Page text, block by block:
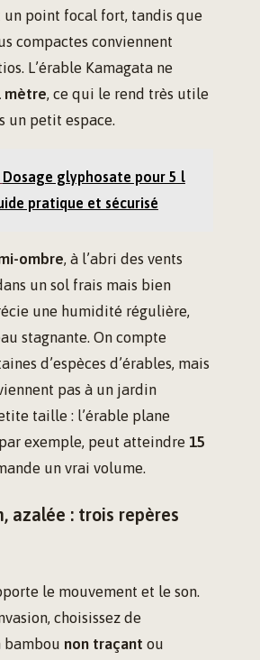
un point focal fort, tandis que
compactes conviennent
L’érable Kamagata ne
mètre, ce qui le rend très utile
un petit espace.
Dosage glyphosate pour 5 l
pratique et sécurisé
ombre, à l’abri des vents
un sol frais mais bien
une humidité régulière,
stagnante. On compte
d’espèces d’érables, mais
pas à un jardin
taille : l’érable plane
exemple, peut atteindre 15
un vrai volume.
azalée : trois repères
le mouvement et le son.
choisissez de
bambou non traçant ou